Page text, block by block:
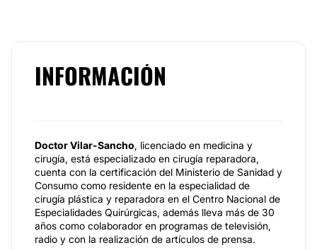
INFORMACIÓN
Doctor Vilar-Sancho, licenciado en medicina y
cirugía, está especializado en cirugía reparadora,
cuenta con la certificación del Ministerio de Sanidad y
Consumo como residente en la especialidad de
cirugía plástica y reparadora en el Centro Nacional de
Especialidades Quirúrgicas, además lleva más de 30
años como colaborador en programas de televisión,
radio y con la realización de artículos de prensa.